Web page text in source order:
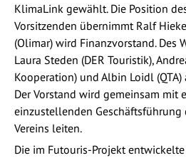
KlimaLink gewählt. Die Position
Vorsitzenden übernimmt Ralf
(Olimar) wird Finanzvorstand. Des
Laura Steden (DER Touristik),
Kooperation) und Albin Loidl
Der Vorstand wird gemeinsam mit
einzustellenden Geschäftsführung
Vereins leiten.
Die im Futouris-Projekt